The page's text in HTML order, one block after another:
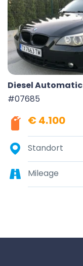
Diesel Automatic
#07685
€ 4.100
Standort
Mileage